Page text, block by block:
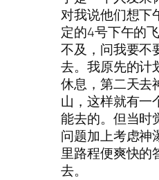
对我说他们想下
定的4号下午的
不及，问我要不
去。我原先的计
休息，第二天去
山，这样就有一
能去的。但当时
问题加上考虑神
里路程便爽快的
去。